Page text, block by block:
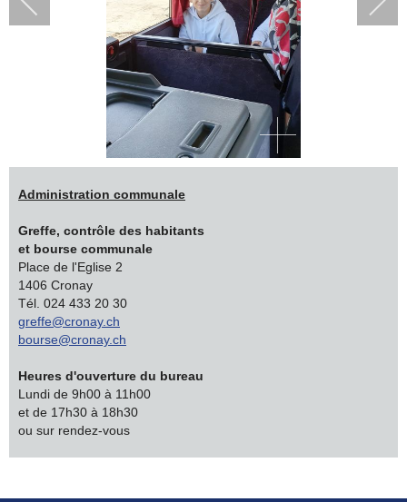
Administration communale
Greffe, contrôle des habitants
et bourse communale
Place de l'Eglise 2
1406 Cronay
Tél. 024 433 20 30
greffe@cronay.ch
bourse@cronay.ch
Heures d'ouverture du bureau
Lundi de 9h00 à 11h00
et de 17h30 à 18h30
ou sur rendez-vous